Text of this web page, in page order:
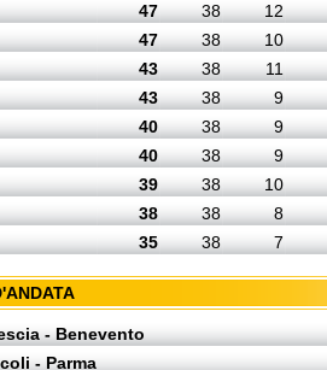
47 38
12
47 38
10
43 38
11
43 38
9
40 38
9
40 38
9
39 38
10
38 38
8
35 38 7
- Benevento
- Parma